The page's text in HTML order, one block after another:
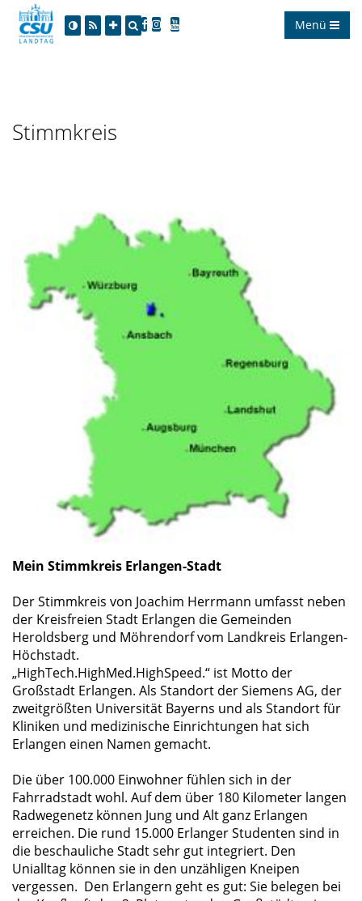
Menü
Stimmkreis
Mein Stimmkreis Erlangen-Stadt
Der Stimmkreis von Joachim Herrmann umfasst neben
der Kreisfreien Stadt Erlangen die Gemeinden
Heroldsberg und Möhrendorf vom Landkreis Erlangen-
Höchstadt.
HighTech.HighMed.HighSpeed.“ ist Motto der
Großstadt Erlangen. Als Standort der Siemens AG, der
zweitgrößten Universität Bayerns und als Standort für
Kliniken und medizinische Einrichtungen hat sich
Erlangen einen Namen gemacht.
Die über 100.000 Einwohner fühlen sich in der
Fahrradstadt wohl. Auf dem über 180 Kilometer langen
Radwegenetz können Jung und Alt ganz Erlangen
erreichen. Die rund 15.000 Erlanger Studenten sind in
die beschauliche Stadt sehr gut integriert. Den
Unialltag können sie in den unzähligen Kneipen
vergessen. Den Erlangern geht es gut: Sie belegen bei